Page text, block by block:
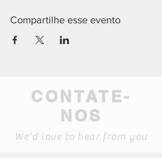
Compartilhe esse evento
CONTATE-
NOS
We'd love to hear from you